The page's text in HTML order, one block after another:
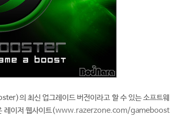
의 최신 업그레이드 버전이라고 할 수 있는 소프트웨
레이저 웹사이트(www.razerzone.com/gameboost